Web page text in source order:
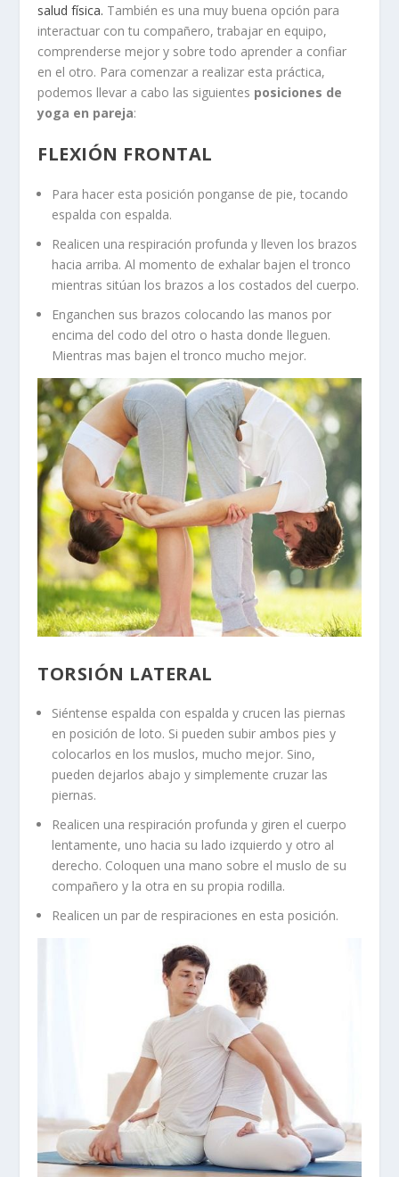
salud física. También es una muy buena opción para
interactuar con tu compañero, trabajar en equipo,
comprenderse mejor y sobre todo aprender a confiar
en el otro. Para comenzar a realizar esta práctica,
podemos llevar a cabo las siguientes posiciones de
yoga en pareja:
FLEXIÓN FRONTAL
Para hacer esta posición ponganse de pie, tocando
espalda con espalda.
Realicen una respiración profunda y lleven los brazos
hacia arriba. Al momento de exhalar bajen el tronco
mientras sitúan los brazos a los costados del cuerpo.
Enganchen sus brazos colocando las manos por
encima del codo del otro o hasta donde lleguen.
Mientras mas bajen el tronco mucho mejor.
TORSIÓN LATERAL
Siéntense espalda con espalda y crucen las piernas
en posición de loto. Si pueden subir ambos pies y
colocarlos en los muslos, mucho mejor. Sino,
pueden dejarlos abajo y simplemente cruzar las
piernas.
Realicen una respiración profunda y giren el cuerpo
lentamente, uno hacia su lado izquierdo y otro al
derecho. Coloquen una mano sobre el muslo de su
compañero y la otra en su propia rodilla.
Realicen un par de respiraciones en esta posición.